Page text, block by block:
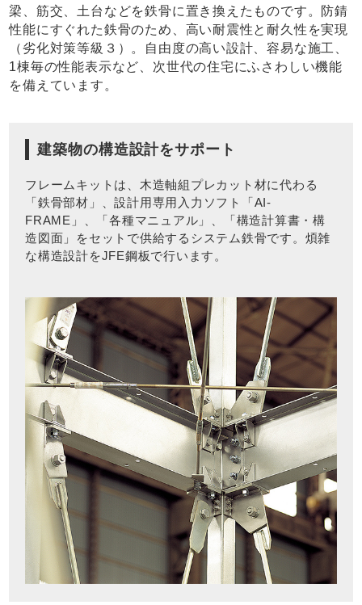
梁、筋交、土台などを鉄骨に置き換えたものです。防錆
性能にすぐれた鉄骨のため、高い耐震性と耐久性を実現
（劣化対策等級３）。自由度の高い設計、容易な施工、
1棟毎の性能表示など、次世代の住宅にふさわしい機能
を備えています。
建築物の構造設計をサポート
フレームキットは、木造軸組プレカット材に代わる
「鉄骨部材」、設計用専用入力ソフト「AI-
FRAME」、「各種マニュアル」、「構造計算書・構
造図面」をセットで供給するシステム鉄骨です。煩雑
な構造設計をJFE鋼板で行います。